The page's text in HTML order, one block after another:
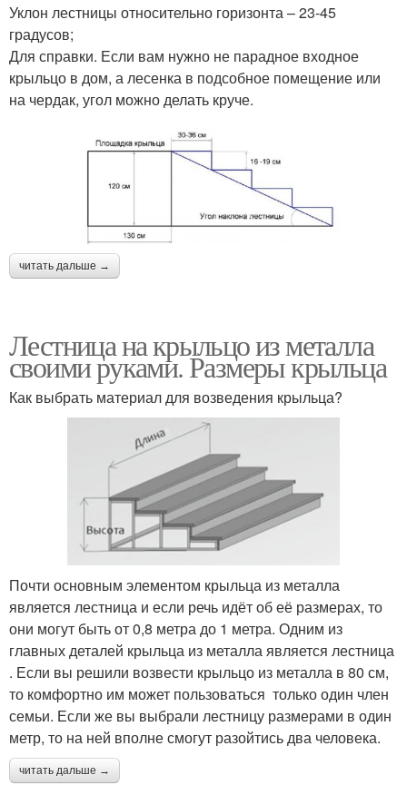
Уклон лестницы относительно горизонта – 23-45
градусов;
Для справки. Если вам нужно не парадное входное
крыльцо в дом, а лесенка в подсобное помещение или
на чердак, угол можно делать круче.
читать дальше →
Лестница на крыльцо из металла
своими руками. Размеры крыльца
Как выбрать материал для возведения крыльца?
Почти основным элементом крыльца из металла
является лестница и если речь идёт об её размерах, то
они могут быть от 0,8 метра до 1 метра. Одним из
главных деталей крыльца из металла является лестница
. Если вы решили возвести крыльцо из металла в 80 см,
то комфортно им может пользоваться только один член
семьи. Если же вы выбрали лестницу размерами в один
метр, то на ней вполне смогут разойтись два человека.
читать дальше →